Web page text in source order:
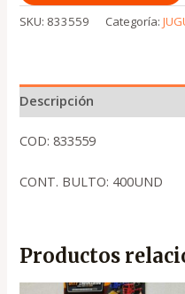
SKU: 833559 Categoría:
Descripción
COD: 833559
CONT. BULTO: 400UND
Productos